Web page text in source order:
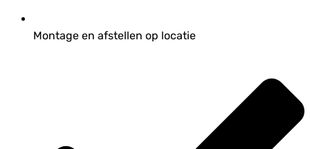
Montage en afstellen op locatie